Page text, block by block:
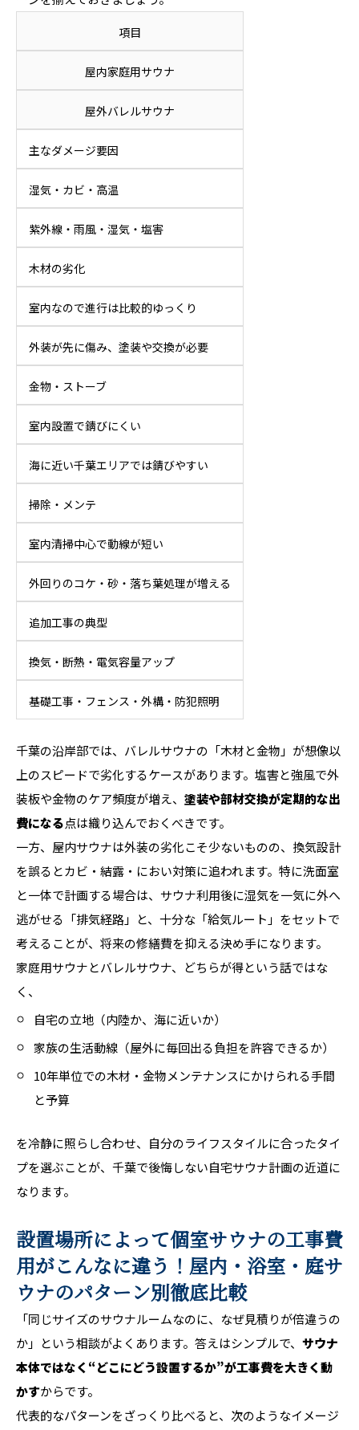
項目
屋内家庭用サウナ
屋外バレルサウナ
主なダメージ要因
湿気・カビ・高温
紫外線・雨風・湿気・塩害
木材の劣化
室内なので進行は比較的ゆっくり
外装が先に傷み、塗装や交換が必要
金物・ストーブ
室内設置で錆びにくい
海に近い千葉エリアでは錆びやすい
掃除・メンテ
室内清掃中心で動線が短い
外回りのコケ・砂・落ち葉処理が増える
追加工事の典型
換気・断熱・電気容量アップ
基礎工事・フェンス・外構・防犯照明
千葉の沿岸部では、バレルサウナの「木材と金物」が想像以
上のスピードで劣化するケースがあります。塩害と強風で外
装板や金物のケア頻度が増え、 塗装や部材交換が定期的な出
費になる点は織り込んでおくべきです。
一方、屋内サウナは外装の劣化こそ少ないものの、換気設計
を誤るとカビ・結露・におい対策に追われます。特に洗面室
と一体で計画する場合は、サウナ利用後に湿気を一気に外へ
逃がせる「排気経路」と、十分な「給気ルート」をセットで
考えることが、将来の修繕費を抑える決め手になります。
家庭用サウナとバレルサウナ、どちらが得という話ではな
く、
自宅の立地（内陸か、海に近いか）
家族の生活動線（屋外に毎回出る負担を許容できるか）
10年単位での木材・金物メンテナンスにかけられる手間
と予算
を冷静に照らし合わせ、自分のライフスタイルに合ったタイ
プを選ぶことが、千葉で後悔しない自宅サウナ計画の近道に
なります。
設置場所によって個室サウナの工事費
用がこんなに違う！屋内・浴室・庭サ
ウナのパターン別徹底比較
「同じサイズのサウナルームなのに、なぜ見積りが倍違うの
か」という相談がよくあります。答えはシンプルで、 サウナ
本体ではなく“どこにどう設置するか”が工事費を大きく動
かすからです。
代表的なパターンをざっくり比べると、次のようなイメージ